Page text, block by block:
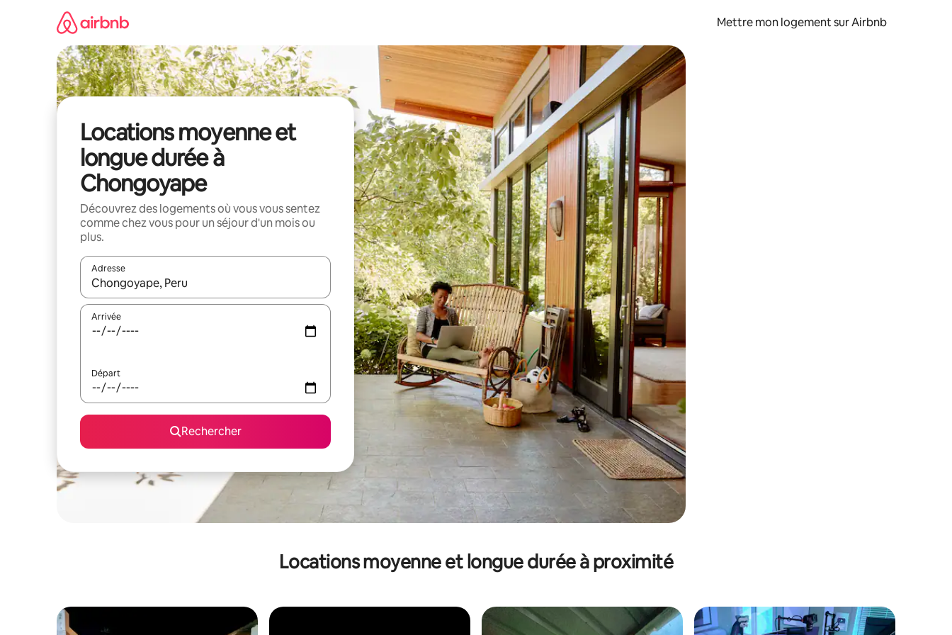
Mettre mon logement sur Airbnb
Locations moyenne et
longue durée à
Chongoyape
Découvrez des logements où vous vous sentez
comme chez vous pour un séjour d'un mois ou
plus.
Adresse
Lorsque les résultats s'affichent, utilisez les flèches vers le haut et vers le bas pour les parcourir ou en appuyant et en faisant glisser.
Arrivée
Départ
Rechercher
Locations moyenne et longue durée à proximité